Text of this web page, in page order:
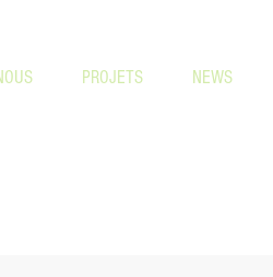
PROJETS NEWS